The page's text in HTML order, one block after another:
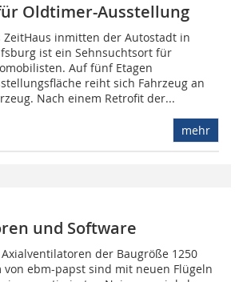
Oldtimer-Ausstellung
ZeitHaus inmitten der Autostadt in
ist ein Sehnsuchtsort für
Auf fünf Etagen
reiht sich Fahrzeug an
Nach einem Retrofit der...
mehr
und Software
Axialventilatoren der Baugröße 1250
von ebm-papst sind mit neuen Flügeln